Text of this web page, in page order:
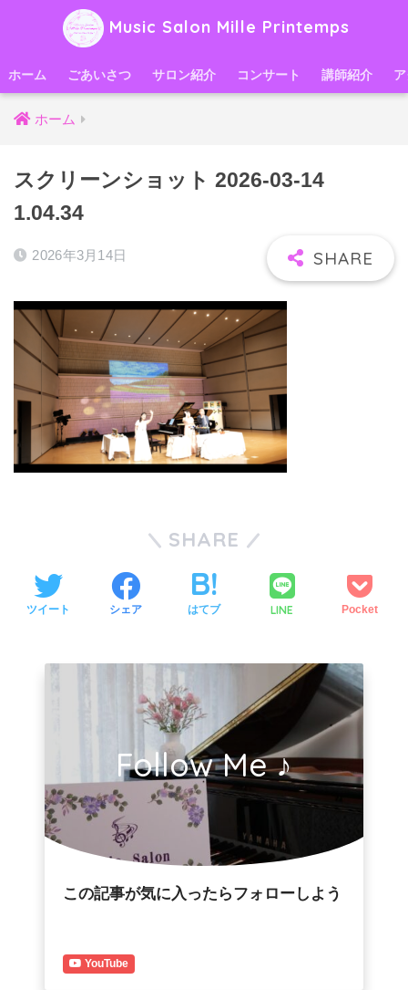
Music Salon Mille Printemps
ホーム ごあいさつ サロン紹介 コンサート 講師紹介
ホーム
スクリーンショット 2026-03-14
1.04.34
2026年3月14日
SHARE
ツイート シェア はてブ LINE Pocket
Follow Me ♪
この記事が気に入ったらフォローしよう
YouTube